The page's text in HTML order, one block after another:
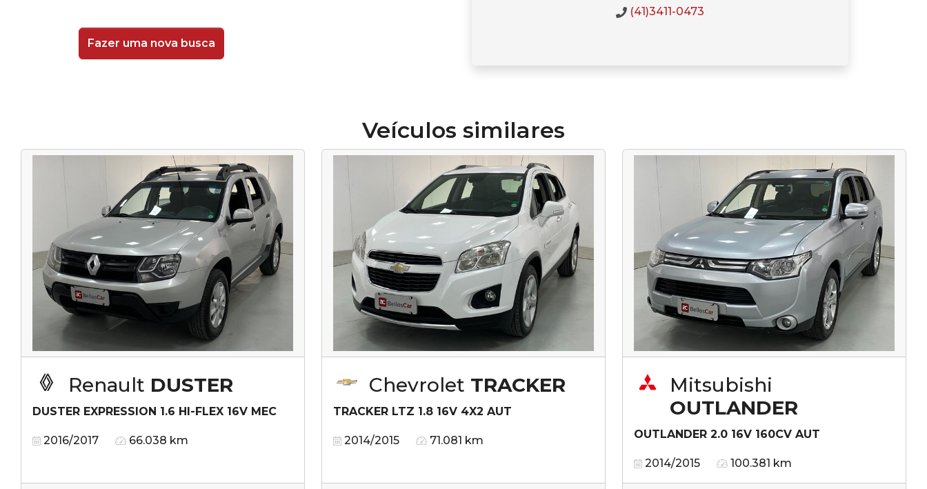
Fazer uma nova busca
(41)3411-0473
Veículos similares
Renault DUSTER
DUSTER EXPRESSION 1.6 HI-FLEX 16V MEC
2016/2017 66.038 km
Chevrolet TRACKER
TRACKER LTZ 1.8 16V 4X2 AUT
2014/2015 71.081 km
Mitsubishi
OUTLANDER
OUTLANDER 2.0 16V 160CV AUT
2014/2015 100.381 km